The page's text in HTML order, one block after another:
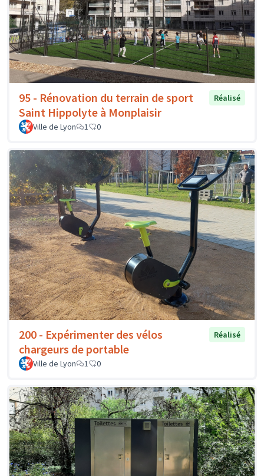
95 - Rénovation du terrain de sport
Saint Hippolyte à Monplaisir
Réalisé
Ville de Lyon 1 0
200 - Expérimenter des vélos
chargeurs de portable
Réalisé
Ville de Lyon 1 0